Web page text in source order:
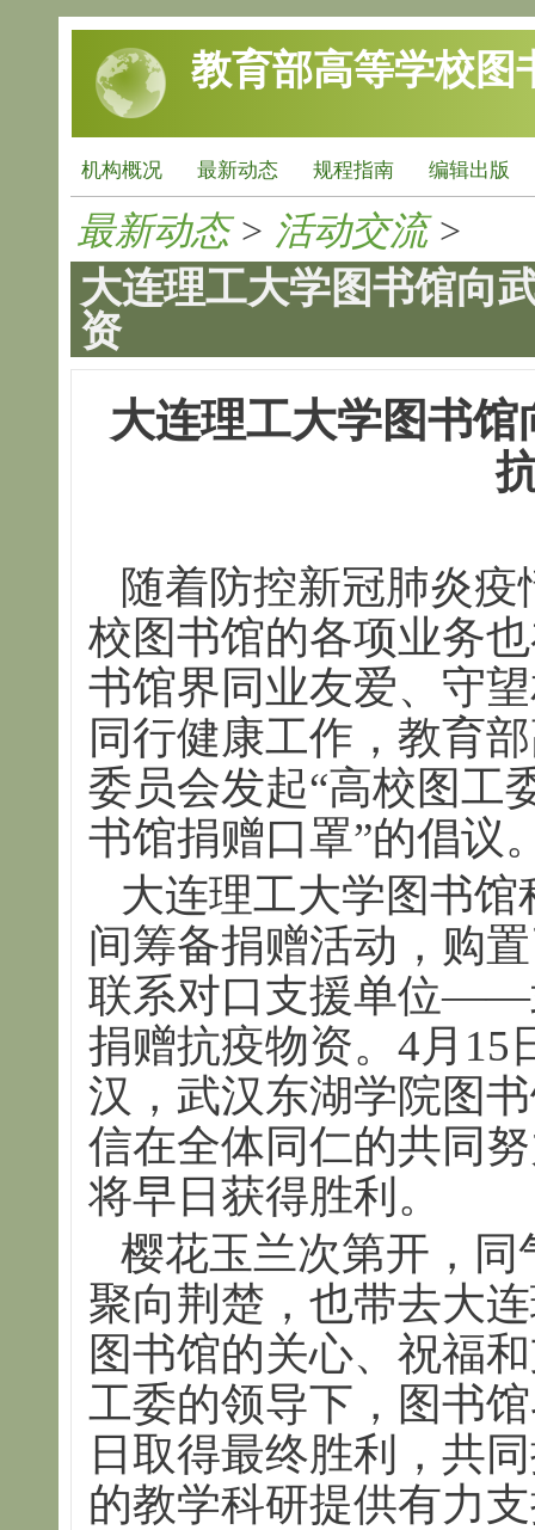
跳转到主要内容
教育部高等学校图
机构概况 最新动态 规程指南 编辑出版
最新动态> 活动交流>
大连理工大学图书馆向
资
大连理工大学图书
随着防控新冠肺炎疫
校图书馆的各项业务
书馆界同业友爱、守
同行健康工作，教育
委员会发起“高校图工
书馆捐赠口罩”的倡议
大连理工大学图书馆
间筹备捐赠活动，购
联系对口支援单位——
捐赠抗疫物资。4月15
汉，武汉东湖学院图
信在全体同仁的共同
将早日获得胜利。
樱花玉兰次第开，同
聚向荆楚，也带去大
图书馆的关心、祝福
工委的领导下，图书
日取得最终胜利，共
的教学科研提供有力